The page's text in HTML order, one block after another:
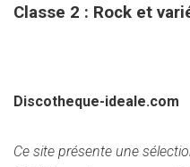
Classe 2 : Rock et
Discotheque-ideale.com
Ce site présente une